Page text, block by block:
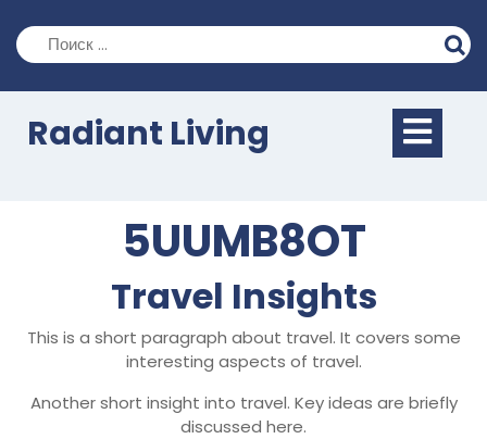
содержимому
Radiant Living
5UUMB8OT
Travel Insights
This is a short paragraph about travel. It covers some
interesting aspects of travel.
Another short insight into travel. Key ideas are briefly
discussed here.